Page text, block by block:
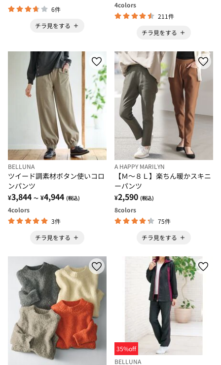
6件
チラ見をする
4colors
211件
チラ見をする
BELLUNA
ツイード調素材ボタン使いコロ
ンパンツ
¥3,844 ～ ¥4,944 (税込)
4colors
3件
チラ見をする
A HAPPY MARILYN
【Ｍ～８Ｌ】楽ちん暖かスキニ
ーパンツ
¥2,590 (税込)
8colors
75件
チラ見をする
35%off
BELLUNA